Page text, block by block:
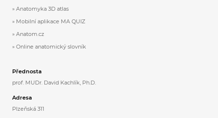
Anatomyka 3D atlas
Mobilní aplikace MA QUIZ
Anatom.cz
Online anatomický slovník
Přednosta
prof. MUDr. David Kachlík, Ph.D.
Adresa
Plzeňská 311